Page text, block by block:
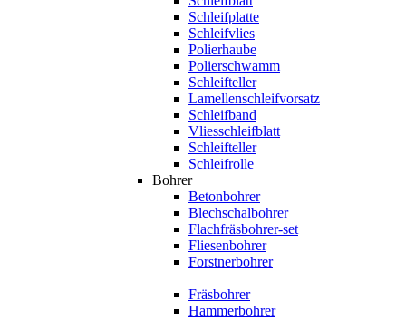
Schleifplatte
Schleifvlies
Polierhaube
Polierschwamm
Schleifteller
Lamellenschleifvorsatz
Schleifband
Vliesschleifblatt
Schleifteller
Schleifrolle
Bohrer
Betonbohrer
Blechschalbohrer
Flachfräsbohrer-set
Fliesenbohrer
Forstnerbohrer
Fräsbohrer
Hammerbohrer